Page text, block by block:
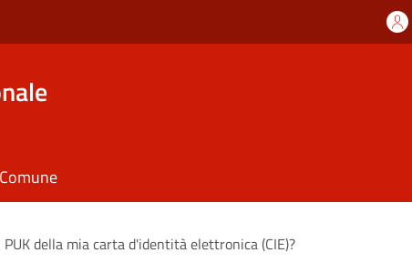
della mia carta d'identità elettronica (CIE)?